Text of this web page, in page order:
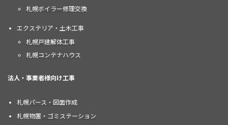
札幌ボイラー修理交換
エクステリア・土木工事
札幌戸建解体工事
札幌コンテナハウス
法人・事業者様向け工事
札幌パース・図面作成
札幌物置・ゴミステーション